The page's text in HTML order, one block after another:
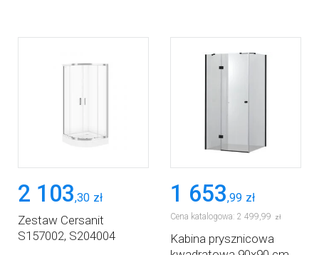
2 103,30 zł
Zestaw Cersanit
S157002, S204004
1 653,99 zł
Cena katalogowa: 2 499 99 zł
Kabina prysznicowa